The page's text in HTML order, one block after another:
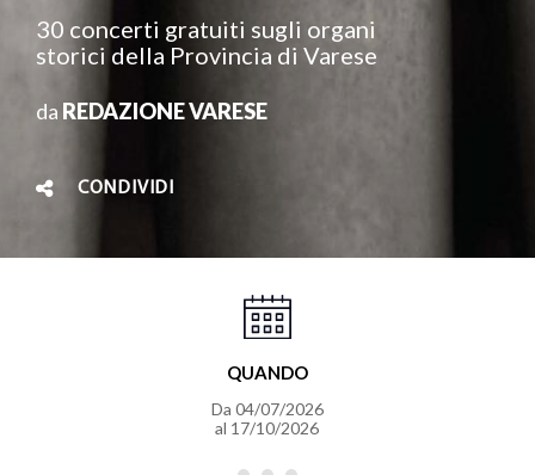
30 concerti gratuiti sugli organi
storici della Provincia di Varese
da REDAZIONE VARESE
CONDIVIDI
QUANDO
Da 04/07/2026
al 17/10/2026